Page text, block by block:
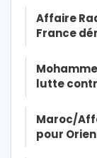
Affaire
France
lutte
Maroc/
pour